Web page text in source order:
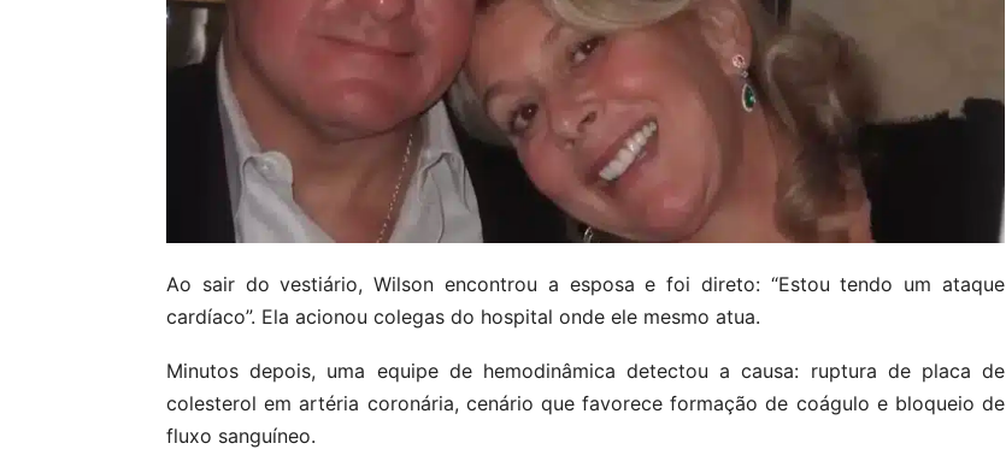
Ao sair do vestiário, Wilson encontrou a esposa e foi direto: “Estou tendo um ataque
cardíaco”. Ela acionou colegas do hospital onde ele mesmo atua.
Minutos depois, uma equipe de hemodinâmica detectou a causa: ruptura de placa de
colesterol em artéria coronária, cenário que favorece formação de coágulo e bloqueio de
fluxo sanguíneo.